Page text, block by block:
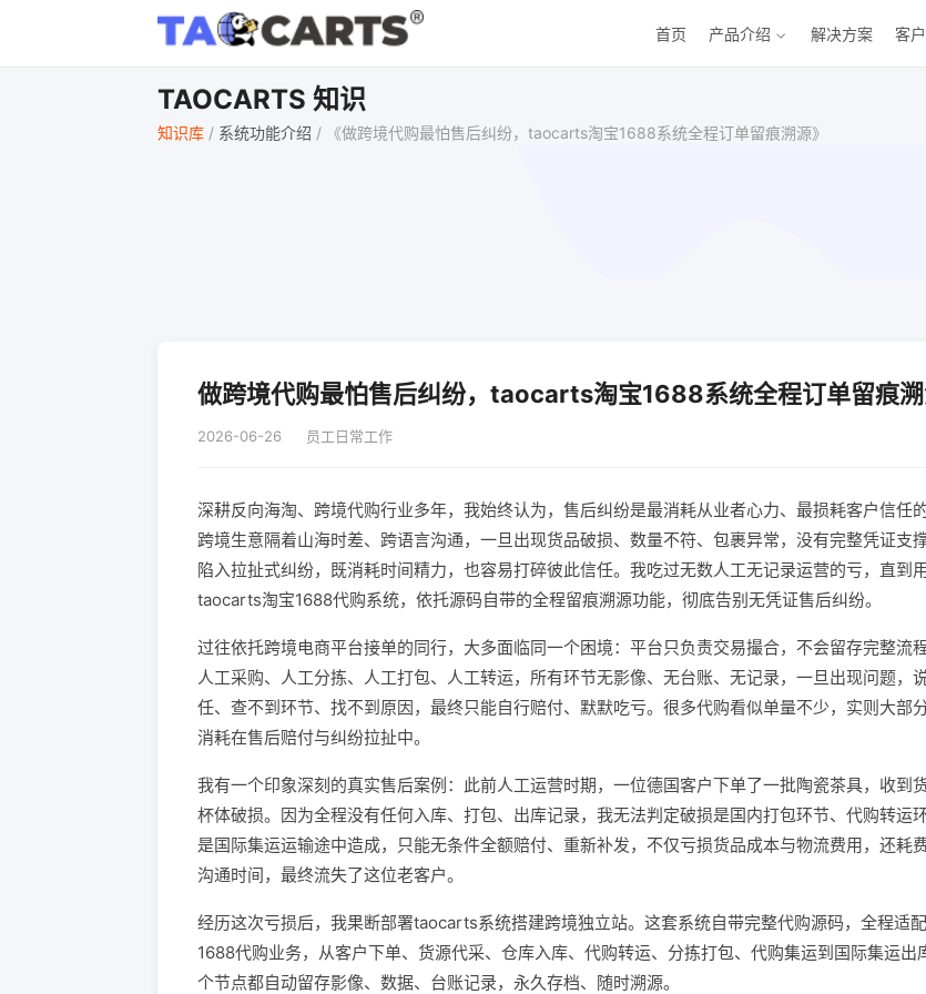
首页 产品介绍 解决方案 客
TAOCARTS 知识
知识库 / 系统功能介绍 / 《做跨境代购最怕售后纠纷，taocarts淘宝1688系统全程订单留痕溯源》
做跨境代购最怕售后纠纷，taocarts淘宝1688系统全程订单留痕
2026-06-26 员工日常工作
深耕反向海淘、跨境代购行业多年，我始终认为，售后纠纷是最消耗从业者心力、最损耗客户信任的
跨境生意隔着山海时差、跨语言沟通，一旦出现货品破损、数量不符、包裹异常，没有完整凭证支
陷入拉扯式纠纷，既消耗时间精力，也容易打碎彼此信任。我吃过无数人工无记录运营的亏，直到
taocarts淘宝1688代购系统，依托源码自带的全程留痕溯源功能，彻底告别无凭证售后纠纷。
过往依托跨境电商平台接单的同行，大多面临同一个困境：平台只负责交易撮合，不会留存完整流程
人工采购、人工分拣、人工打包、人工转运，所有环节无影像、无台账、无记录，一旦出现问题，
任、查不到环节、找不到原因，最终只能自行赔付、默默吃亏。很多代购看似单量不少，实则大部
消耗在售后赔付与纠纷拉扯中。
我有一个印象深刻的真实售后案例：此前人工运营时期，一位德国客户下单了一批陶瓷茶具，收到
杯体破损。因为全程没有任何入库、打包、出库记录，我无法判定破损是国内打包环节、代购转运
是国际集运运输途中造成，只能无条件全额赔付、重新补发，不仅亏损货品成本与物流费用，还耗
沟通时间，最终流失了这位老客户。
经历这次亏损后，我果断部署taocarts系统搭建跨境独立站。这套系统自带完整代购源码，全程适
1688代购业务，从客户下单、货源代采、仓库入库、代购转运、分拣打包、代购集运到国际集运出
个节点都自动留存影像、数据、台账记录，永久存档、随时溯源。